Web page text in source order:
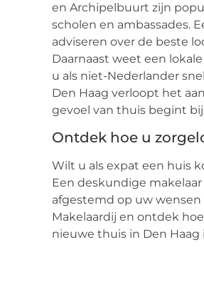
en Archipelbuurt zijn
scholen en ambassades.
adviseren over de beste
Daarnaast weet een
u als niet-Nederlander
Den Haag verloopt het
gevoel van thuis begint
Ontdek hoe u
Wilt u als expat een huis
Een deskundige
afgestemd op uw
Makelaardij en ontdek
nieuwe thuis in Den